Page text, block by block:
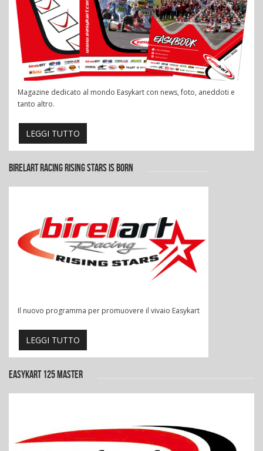
Magazine dedicato al mondo Easykart con news, foto, aneddoti e
tanto altro.
LEGGI TUTTO
BIRELART RACING RISING STARS IS BORN
Il nuovo programma per promuovere il vivaio Easykart
LEGGI TUTTO
EASYKART 125 MASTER